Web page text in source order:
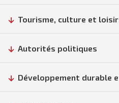
Tourisme, culture et
Autorités politiques
Développement durable